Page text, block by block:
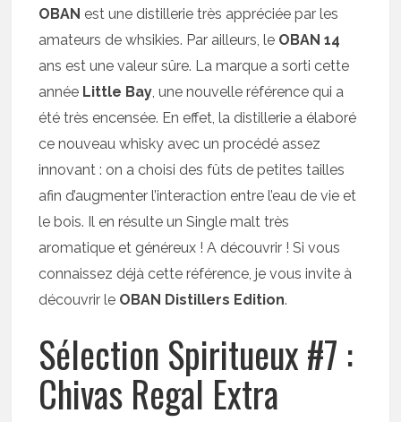
OBAN est une distillerie très appréciée par les
amateurs de whsikies. Par ailleurs, le OBAN 14
ans est une valeur sûre. La marque a sorti cette
année Little Bay, une nouvelle référence qui a
été très encensée. En effet, la distillerie a élaboré
ce nouveau whisky avec un procédé assez
innovant : on a choisi des fûts de petites tailles
afin d’augmenter l’interaction entre l’eau de vie et
le bois. Il en résulte un Single malt très
aromatique et généreux ! A découvrir ! Si vous
connaissez déjà cette référence, je vous invite à
découvrir le OBAN Distillers Edition.
Sélection Spiritueux #7 :
Chivas Regal Extra